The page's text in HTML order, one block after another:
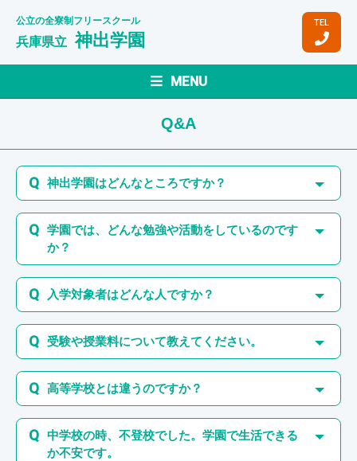
公立の全寮制フリースクール
兵庫県立 神出学園
TEL
MENU
Q&A
神出学園はどんなところですか？
学園では、どんな勉強や活動をしているのです
か？
入学対象者はどんな人ですか？
受験や授業料について教えてください。
高等学校とは違うのですか？
中学校の時、不登校でした。学園で生活できる
か不安です。